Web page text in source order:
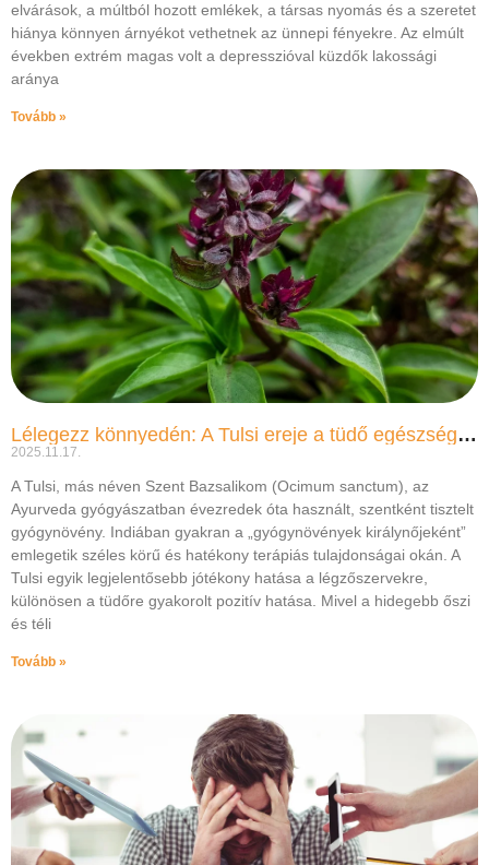
elvárások, a múltból hozott emlékek, a társas nyomás és a szeretet
hiánya könnyen árnyékot vethetnek az ünnepi fényekre. Az elmúlt
években extrém magas volt a depresszióval küzdők lakossági
aránya
Tovább »
Lélegezz könnyedén: A Tulsi ereje a tüdő egészségéért
2025.11.17.
A Tulsi, más néven Szent Bazsalikom (Ocimum sanctum), az
Ayurveda gyógyászatban évezredek óta használt, szentként tisztelt
gyógynövény. Indiában gyakran a „gyógynövények királynőjeként”
emlegetik széles körű és hatékony terápiás tulajdonságai okán. A
Tulsi egyik legjelentősebb jótékony hatása a légzőszervekre,
különösen a tüdőre gyakorolt pozitív hatása. Mivel a hidegebb őszi
és téli
Tovább »